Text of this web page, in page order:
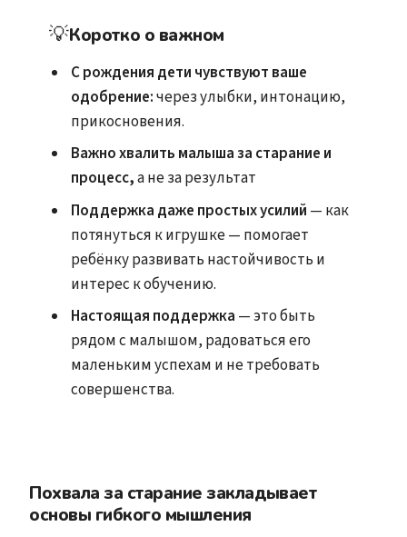
💡Коротко о важном
С рождения дети чувствуют ваше
одобрение:через улыбки, интонацию,
прикосновения.
Важно хвалить малыша за старание и
процесс,а не за результат
Поддержка даже простых усилий — как
потянуться к игрушке — помогает
ребёнку развивать настойчивость и
интерес к обучению.
Настоящая поддержка — это быть
рядом с малышом, радоваться его
маленьким успехам и не требовать
совершенства.
Похвала за старание закладывает
основы гибкого мышления